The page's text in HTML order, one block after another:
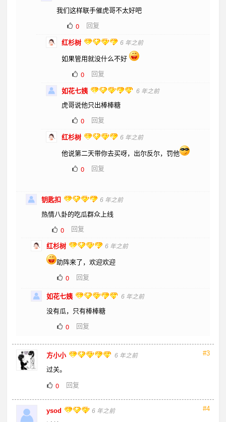
我们这样联手催虎哥不太好吧
0
回复
红杉树 6 年之前
如果管用就没什么不好
0
回复
如花七姨 6 年之前
虎哥说他只出棒棒糖
0
回复
红杉树 6 年之前
他说第二天带你去买呀，出尔反尔，罚他
0
回复
钥匙扣 6 年之前
热情八卦的吃瓜群众上线
0
回复
红杉树 6 年之前
助阵来了，欢迎欢迎
0
回复
如花七姨 6 年之前
没有瓜，只有棒棒糖
0
回复
#3
方小小 6 年之前
过关。
0
回复
#4
ysod 6 年之前